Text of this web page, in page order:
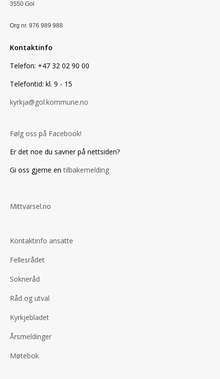
3550 Gol
Org nr. 976 989 988
Kontaktinfo
Telefon: +47 32 02 90 00
Telefontid: kl. 9 - 15
kyrkja@gol.kommune.no
Følg oss på Facebook!
Er det noe du savner på nettsiden?
Gi oss gjerne en tilbakemelding
Mittvarsel.no
Kontaktinfo ansatte
Fellesrådet
Sokneråd
Råd og utval
Kyrkjebladet
Årsmeldinger
Møtebok